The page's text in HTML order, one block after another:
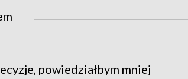
powiedziałbym mniej